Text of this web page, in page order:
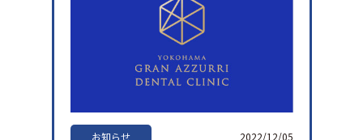
お知らせ 2022/12/05